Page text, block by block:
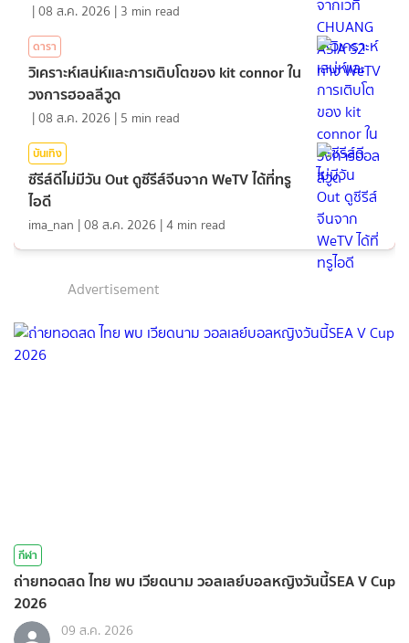
|08 ส.ค. 2026 | 3 min read
ดารา
วิเคราะห์เสน่ห์และการเติบโตของ kit connor ใน
วงการฮอลลีวูด
|08 ส.ค. 2026 | 5 min read
บันเทิง
ซีรีส์ดีไม่มีวัน Out ดูซีรีส์จีนจาก WeTV ได้ที่ทรู
ไอดี
ima_nan |08 ส.ค. 2026 |4 min read
Advertisement
กีฬา
ถ่ายทอดสด ไทย พบ เวียดนาม วอลเลย์บอลหญิงวันนี้SEA V Cup
2026
09 ส.ค. 2026